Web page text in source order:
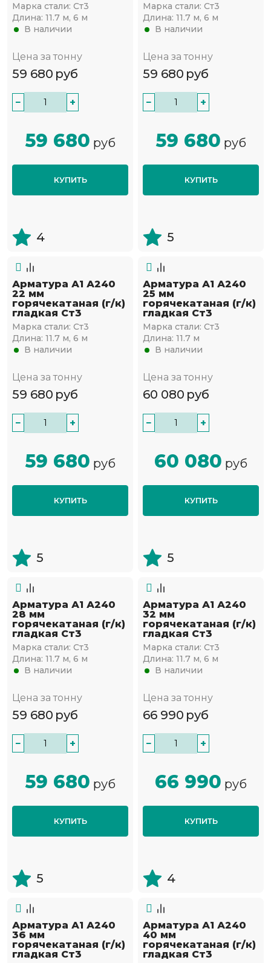
Марка стали: Ст3
Длина: 11.7 м, 6 м
В наличии
Цена за тонну
59 680 руб
− +
59 680 руб
КУПИТЬ
4
Марка стали: Ст3
Длина: 11.7 м, 6 м
В наличии
Цена за тонну
59 680 руб
− +
59 680 руб
КУПИТЬ
5
Арматура А1 А240
22 мм
горячекатаная (г/к)
гладкая Ст3
Марка стали: Ст3
Длина: 11.7 м, 6 м
В наличии
Цена за тонну
59 680 руб
− +
59 680 руб
КУПИТЬ
5
Арматура А1 А240
25 мм
горячекатаная (г/к)
гладкая Ст3
Марка стали: Ст3
Длина: 11.7 м
В наличии
Цена за тонну
60 080 руб
− +
60 080 руб
КУПИТЬ
5
Арматура А1 А240
28 мм
горячекатаная (г/к)
гладкая Ст3
Марка стали: Ст3
Длина: 11.7 м, 6 м
В наличии
Цена за тонну
59 680 руб
− +
59 680 руб
КУПИТЬ
5
Арматура А1 А240
32 мм
горячекатаная (г/к)
гладкая Ст3
Марка стали: Ст3
Длина: 11.7 м, 6 м
В наличии
Цена за тонну
66 990 руб
− +
66 990 руб
КУПИТЬ
4
Арматура А1 А240
36 мм
горячекатаная (г/к)
гладкая Ст3
Арматура А1 А240
40 мм
горячекатаная (г/к)
гладкая Ст3